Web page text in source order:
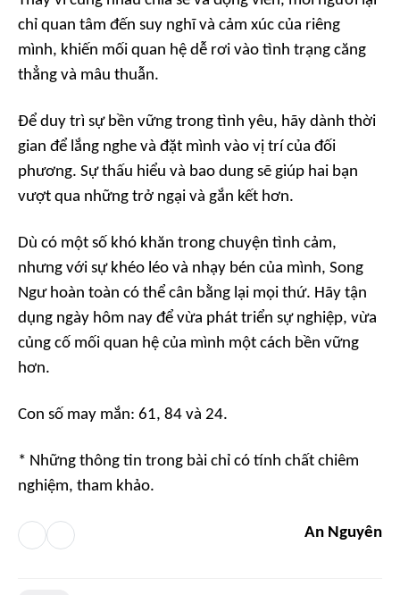
chỉ quan tâm đến suy nghĩ và cảm xúc của riêng
mình, khiến mối quan hệ dễ rơi vào tình trạng căng
thẳng và mâu thuẫn.
Để duy trì sự bền vững trong tình yêu, hãy dành thời
gian để lắng nghe và đặt mình vào vị trí của đối
phương. Sự thấu hiểu và bao dung sẽ giúp hai bạn
vượt qua những trở ngại và gắn kết hơn.
Dù có một số khó khăn trong chuyện tình cảm,
nhưng với sự khéo léo và nhạy bén của mình, Song
Ngư hoàn toàn có thể cân bằng lại mọi thứ. Hãy tận
dụng ngày hôm nay để vừa phát triển sự nghiệp, vừa
củng cố mối quan hệ của mình một cách bền vững
hơn.
Con số may mắn: 61, 84 và 24.
* Những thông tin trong bài chỉ có tính chất chiêm
nghiệm, tham khảo.
An Nguyên